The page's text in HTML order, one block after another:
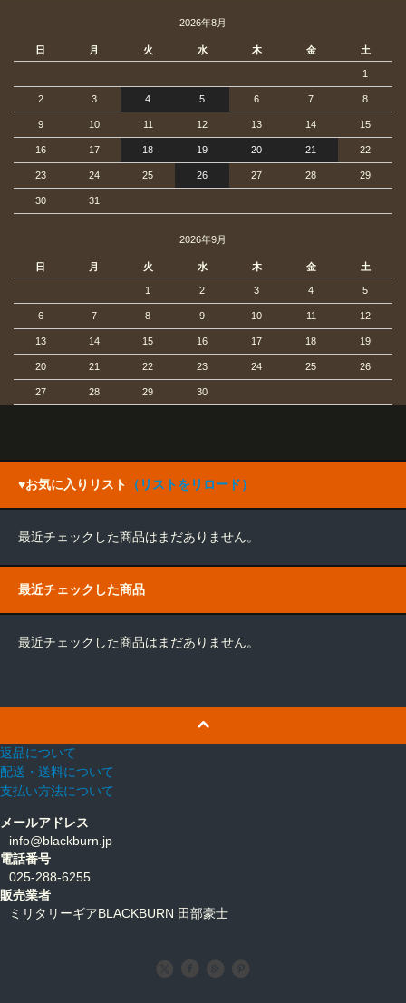
2026年8月
日 月 火 水 木 金 土
1
2 3 4 5 6 7 8
9 10 11 12 13 14 15
16 17 18 19 20 21 22
23 24 25 26 27 28 29
30 31
2026年9月
日 月 火 水 木 金 土
1 2 3 4 5
6 7 8 9 10 11 12
13 14 15 16 17 18 19
20 21 22 23 24 25 26
27 28 29 30
♥お気に入りリスト （リストをリロード）
最近チェックした商品はまだありません。
最近チェックした商品
最近チェックした商品はまだありません。
返品について
配送・送料について
支払い方法について
メールアドレス
info@blackburn.jp
電話番号
025-288-6255
販売業者
ミリタリーギアBLACKBURN 田部豪士